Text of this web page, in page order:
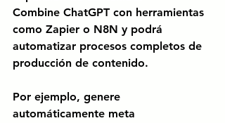
Combine ChatGPT con herramientas
como Zapier o N8N y podrá
automatizar procesos completos de
producción de contenido.
Por ejemplo, genere
automáticamente meta